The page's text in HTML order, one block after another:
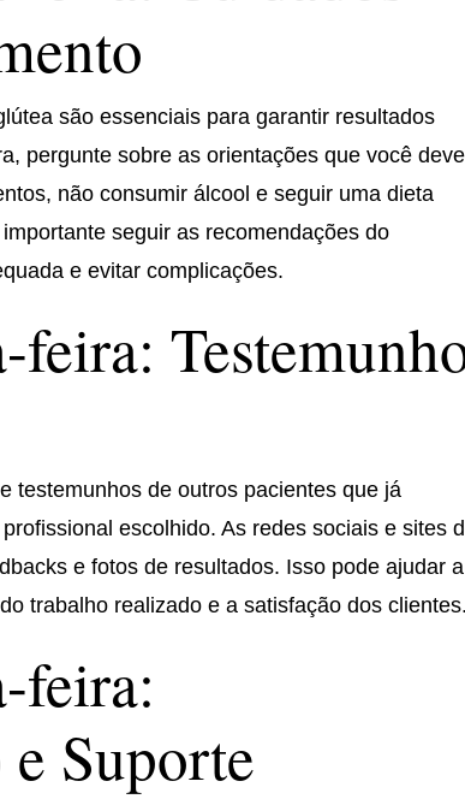
são essenciais para garantir resultados
pergunte sobre as orientações que você deve
não consumir álcool e seguir uma dieta
seguir as recomendações do
e evitar complicações.
testemunhos de outros pacientes que já
escolhido. As redes sociais e sites
e fotos de resultados. Isso pode ajudar a
trabalho realizado e a satisfação dos clientes.
feira:
Suporte